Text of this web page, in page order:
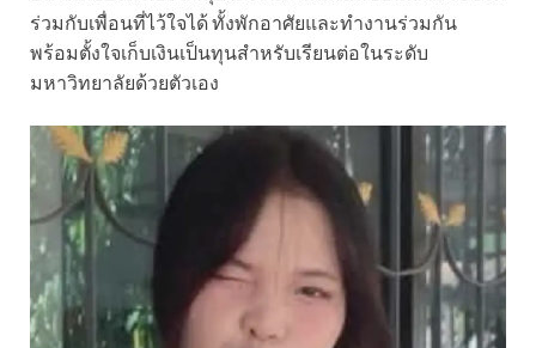
ร่วมกับเพื่อนที่ไว้ใจได้ ทั้งพักอาศัยและทำงานร่วมกัน
พร้อมตั้งใจเก็บเงินเป็นทุนสำหรับเรียนต่อในระดับ
มหาวิทยาลัยด้วยตัวเอง